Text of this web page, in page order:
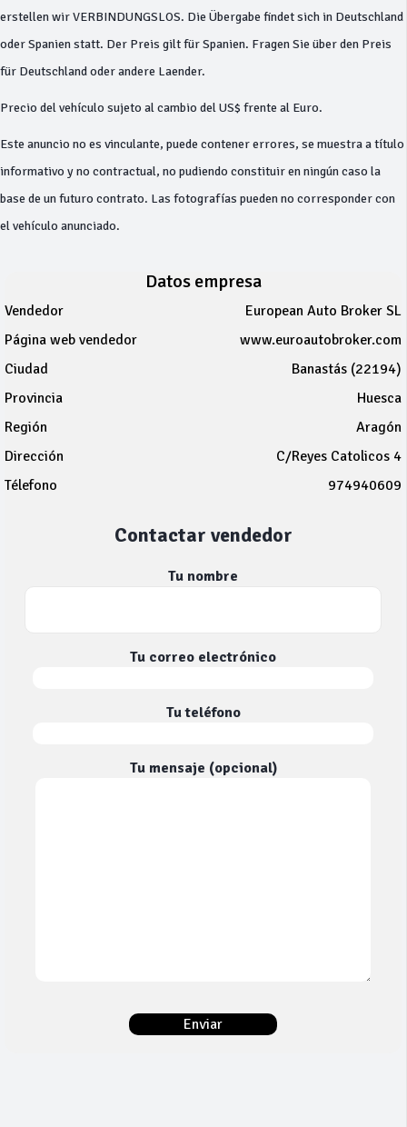
erstellen wir VERBINDUNGSLOS. Die Übergabe findet sich in Deutschland
oder Spanien statt. Der Preis gilt für Spanien. Fragen Sie über den Preis
für Deutschland oder andere Laender.
Precio del vehículo sujeto al cambio del US$ frente al Euro.
Este anuncio no es vinculante, puede contener errores, se muestra a título
informativo y no contractual, no pudiendo constituir en ningún caso la
base de un futuro contrato. Las fotografías pueden no corresponder con
el vehículo anunciado.
Datos empresa
Vendedor
European Auto Broker SL
Página web vendedor
www.euroautobroker.com
Ciudad
Banastás (22194)
Provincia
Huesca
Región
Aragón
Dirección
C/Reyes Catolicos 4
Télefono
974940609
Contactar vendedor
Tu nombre
Tu correo electrónico
Tu teléfono
Tu mensaje (opcional)